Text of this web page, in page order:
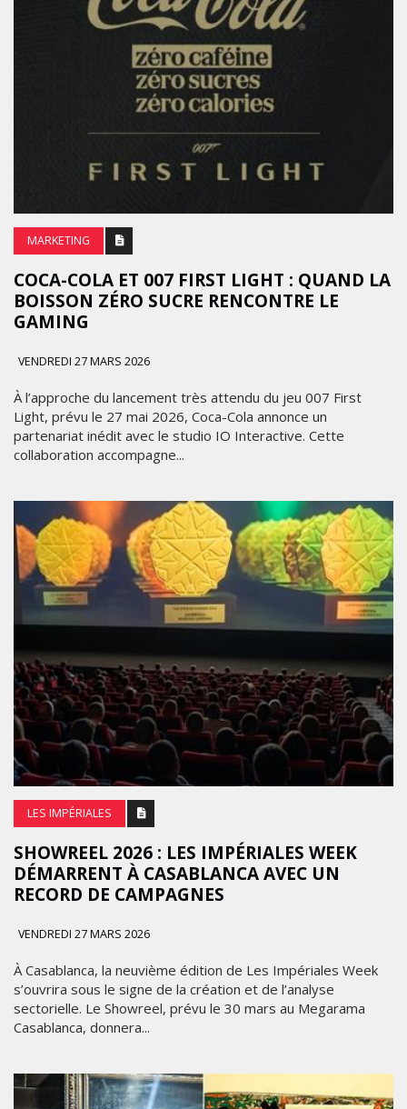
MARKETING
COCA-COLA ET 007 FIRST LIGHT : QUAND LA
BOISSON ZÉRO SUCRE RENCONTRE LE
GAMING
VENDREDI 27 MARS 2026
À l’approche du lancement très attendu du jeu 007 First
Light, prévu le 27 mai 2026, Coca-Cola annonce un
partenariat inédit avec le studio IO Interactive. Cette
collaboration accompagne...
LES IMPÉRIALES
SHOWREEL 2026 : LES IMPÉRIALES WEEK
DÉMARRENT À CASABLANCA AVEC UN
RECORD DE CAMPAGNES
VENDREDI 27 MARS 2026
À Casablanca, la neuvième édition de Les Impériales Week
s’ouvrira sous le signe de la création et de l’analyse
sectorielle. Le Showreel, prévu le 30 mars au Megarama
Casablanca, donnera...